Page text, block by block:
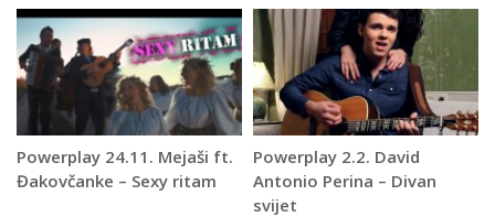
Powerplay 24.11. Mejaši ft.
Đakovčanke – Sexy ritam
Powerplay 2.2. David
Antonio Perina – Divan
svijet